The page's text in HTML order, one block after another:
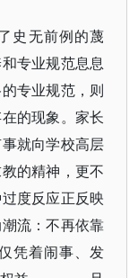
史无前例的蔑
专业规范息息
专业规范，则
的现象。家长
就向学校高层
的精神，更不
度反应正反映
流：不再依靠
凭着闹事、发